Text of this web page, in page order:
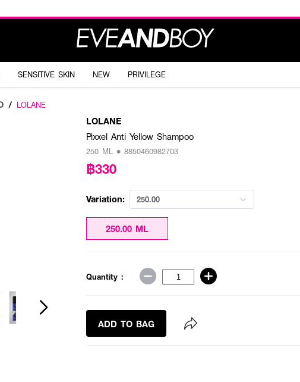
SENSITIVE SKIN NEW PRIVILEGE
/ LOLANE
LOLANE
Pixxel Anti Yellow Shampoo
250 ML • 8850460982703
฿330
Variation: 250.00
250.00 ML
Quantity :
ADD TO BAG